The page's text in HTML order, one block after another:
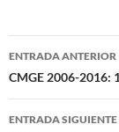
Navegación
de
entradas
ENTRADA ANTERIOR
CMGE 2006-2016:
ENTRADA SIGUIENTE